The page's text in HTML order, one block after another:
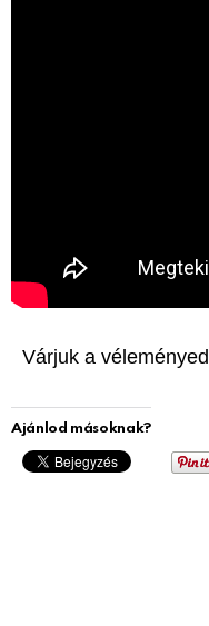
Várjuk a véleményed
Ajánlod másoknak?